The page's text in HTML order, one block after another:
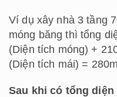
Ví dụ xây nhà 3 tầng
móng băng thì tổng
(Diện tích móng) +
(Diện tích mái) =
Sau khi có tổng